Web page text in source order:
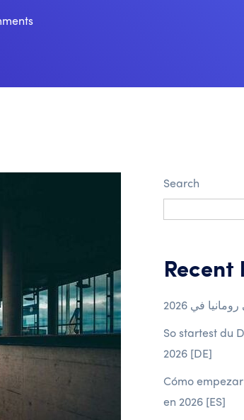
Search
Recent
So startest du
2026 [DE]
Cómo
en 2026 [ES]